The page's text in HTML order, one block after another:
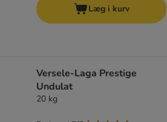
Læg i kurv
Versele-Laga Prestige
Undulat
20 kg